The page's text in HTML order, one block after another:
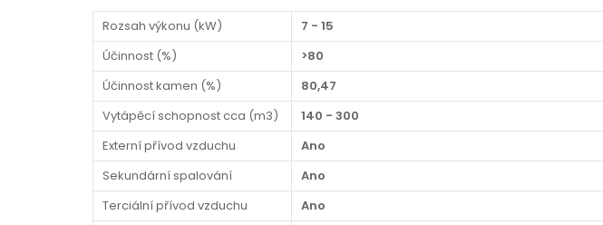
Rozsah výkonu (kW)
7 - 15
Účinnost (%)
>80
Účinnost kamen (%)
80,47
Vytápěcí schopnost cca (m3)
140 - 300
Externí přívod vzduchu
Ano
Sekundární spalování
Ano
Terciální přívod vzduchu
Ano